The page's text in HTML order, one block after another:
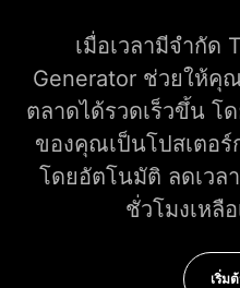
เมื่อเวลามีจำกัด
Generator ช่วยให้
ตลาดได้รวดเร็วขึ้น
ของคุณเป็นโปสเตอ
โดยอัตโนมัติ ลดเวล
ชั่วโมงเหลื
เริ่ม